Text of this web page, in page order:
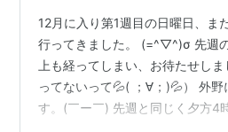
12月に入り第1週目の日曜日、ま
行ってきました。 (=^▽^)σ 先週
上も経ってしまい、お待たせし
ってないって💦( ；∀；)💦） 外野
す。(￣ー￣) 先週と同じく夕方4